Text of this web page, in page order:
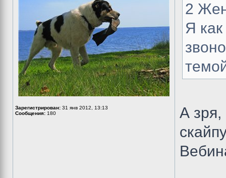
Зарегистрирован: 31 янв 2012, 13:13
Сообщения: 180
2
Я
А зря,